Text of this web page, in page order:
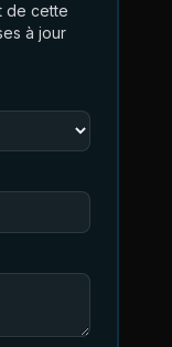
de cette
à jour